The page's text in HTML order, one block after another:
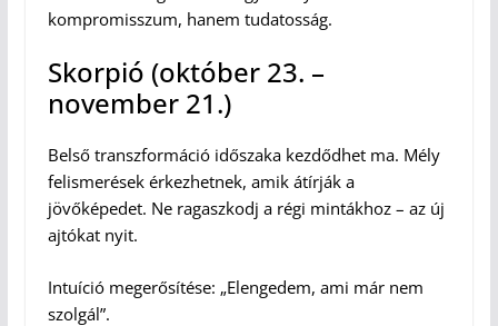
kompromisszum, hanem tudatosság.
Skorpió (október 23. –
november 21.)
Belső transzformáció időszaka kezdődhet ma. Mély
felismerések érkezhetnek, amik átírják a
jövőképedet. Ne ragaszkodj a régi mintákhoz – az új
ajtókat nyit.
Intuíció megerősítése: „Elengedem, ami már nem
szolgál”.